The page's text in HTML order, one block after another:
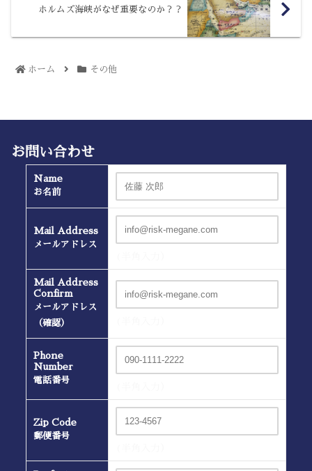
ホルムズ海峡がなぜ重要なのか？？
ホーム その他
お問い合わせ
Name
お名前
Mail Address
メールアドレス
Mail Address
Confirm
メールアドレス
（確認）
Phone
Number
電話番号
Zip Code
郵便番号